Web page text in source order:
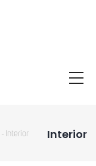
Interior
- Interior